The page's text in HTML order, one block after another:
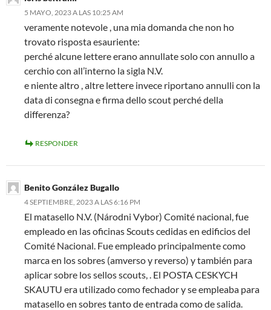
5 MAYO, 2023 A LAS 10:25 AM
veramente notevole , una mia domanda che non ho
trovato risposta esauriente:
perché alcune lettere erano annullate solo con annullo a
cerchio con all’interno la sigla N.V.
e niente altro , altre lettere invece riportano annulli con la
data di consegna e firma dello scout perché della
differenza?
RESPONDER
Benito González Bugallo
4 SEPTIEMBRE, 2023 A LAS 6:16 PM
El matasello N.V. (Národni Vybor) Comité nacional, fue
empleado en las oficinas Scouts cedidas en edificios del
Comité Nacional. Fue empleado principalmente como
marca en los sobres (amverso y reverso) y también para
aplicar sobre los sellos scouts, . El POSTA CESKYCH
SKAUTU era utilizado como fechador y se empleaba para
matasello en sobres tanto de entrada como de salida.